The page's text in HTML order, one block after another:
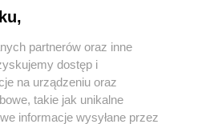
partnerów oraz inne
dostęp i
na urządzeniu oraz
takie jak unikalne
informacje wysyłane przez